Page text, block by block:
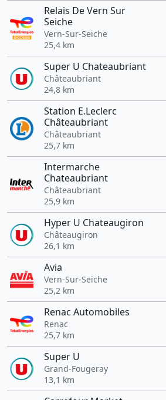
Relais De Vern Sur
Seiche
Vern-Sur-Seiche
25,4 km
Super U Chateaubriant
Châteaubriant
24,8 km
Station E.Leclerc
Châteaubriant
Châteaubriant
25,7 km
Intermarche
Chateaubriant
Châteaubriant
25,9 km
Hyper U Chateaugiron
Châteaugiron
26,1 km
Avia
Vern-Sur-Seiche
25,2 km
Renac Automobiles
Renac
25,7 km
Super U
Grand-Fougeray
13,1 km